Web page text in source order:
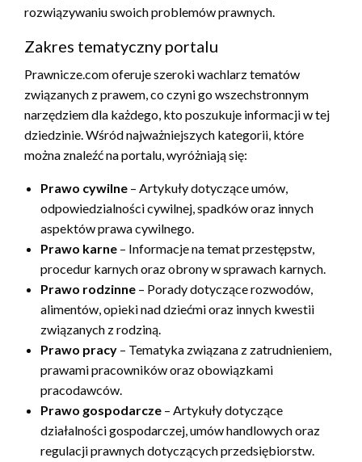
rozwiązywaniu swoich problemów prawnych.
Zakres tematyczny portalu
Prawnicze.com oferuje szeroki wachlarz tematów
związanych z prawem, co czyni go wszechstronnym
narzędziem dla każdego, kto poszukuje informacji w tej
dziedzinie. Wśród najważniejszych kategorii, które
można znaleźć na portalu, wyróżniają się:
Prawo cywilne – Artykuły dotyczące umów,
odpowiedzialności cywilnej, spadków oraz innych
aspektów prawa cywilnego.
Prawo karne – Informacje na temat przestępstw,
procedur karnych oraz obrony w sprawach karnych.
Prawo rodzinne – Porady dotyczące rozwodów,
alimentów, opieki nad dziećmi oraz innych kwestii
związanych z rodziną.
Prawo pracy – Tematyka związana z zatrudnieniem,
prawami pracowników oraz obowiązkami
pracodawców.
Prawo gospodarcze – Artykuły dotyczące
działalności gospodarczej, umów handlowych oraz
regulacji prawnych dotyczących przedsiębiorstw.